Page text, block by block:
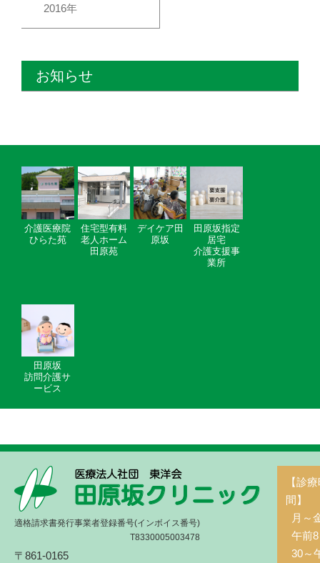
2016年
お知らせ
介護医療院
ひらた苑
住宅型有料
老人ホーム
田原苑
デイケア田
原坂
田原坂指定
居宅
介護支援事
業所
田原坂
訪問介護サ
ービス
適格請求書発行事業者登録番号(インボイス番号)
T8330005003478
〒861-0165
【診
間】
月～
午前
30～